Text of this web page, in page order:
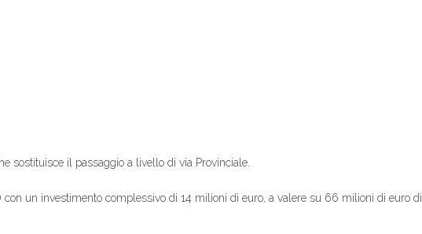
sostituisce il passaggio a livello di via Provinciale.
con un investimento complessivo di 14 milioni di euro, a valere su 66 milioni di euro